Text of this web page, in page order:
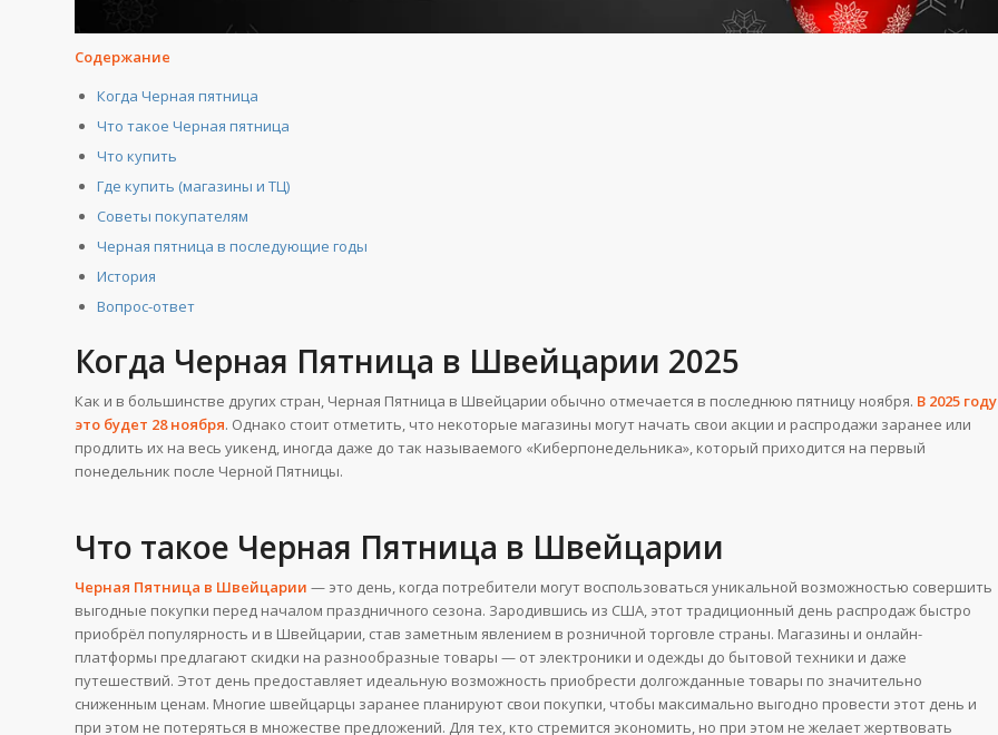
Содержание
Когда Черная пятница
Что такое Черная пятница
Что купить
Где купить (магазины и ТЦ)
Советы покупателям
Черная пятница в последующие годы
История
Вопрос-ответ
Когда Черная Пятница в Швейцарии 2025
Как и в большинстве других стран, Черная Пятница в Швейцарии обычно отмечается в последнюю пятницу ноября. В 2025 году
это будет 28 ноября. Однако стоит отметить, что некоторые магазины могут начать свои акции и распродажи заранее или
продлить их на весь уикенд, иногда даже до так называемого «Киберпонедельника», который приходится на первый
понедельник после Черной Пятницы.
Что такое Черная Пятница в Швейцарии
Черная Пятница в Швейцарии — это день, когда потребители могут воспользоваться уникальной возможностью совершить
выгодные покупки перед началом праздничного сезона. Зародившись из США, этот традиционный день распродаж быстро
приобрёл популярность и в Швейцарии, став заметным явлением в розничной торговле страны. Магазины и онлайн-
платформы предлагают скидки на разнообразные товары — от электроники и одежды до бытовой техники и даже
путешествий. Этот день предоставляет идеальную возможность приобрести долгожданные товары по значительно
сниженным ценам. Многие швейцарцы заранее планируют свои покупки, чтобы максимально выгодно провести этот день и
при этом не потеряться в множестве предложений. Для тех, кто стремится экономить, но при этом не желает жертвовать